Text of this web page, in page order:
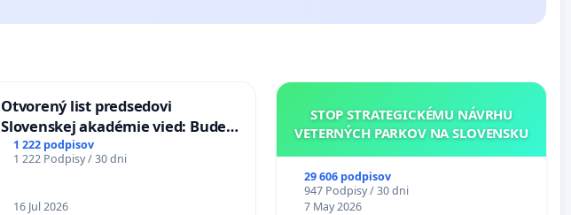
Otvorený list predsedovi
Slovenskej akadémie vied: Bude
mať Vízia Slovenska 2040 mravnú
chrbticu?
1 222 podpisov
1 222 Podpisy / 30 dni
16 Jul 2026
STOP STRATEGICKÉMU NÁVRHU
VETERNÝCH PARKOV NA SLOVENSKU
29 606 podpisov
947 Podpisy / 30 dni
7 May 2026